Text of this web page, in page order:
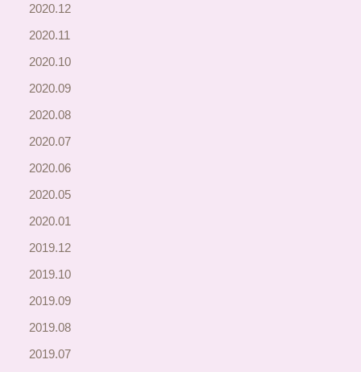
2020.12
2020.11
2020.10
2020.09
2020.08
2020.07
2020.06
2020.05
2020.01
2019.12
2019.10
2019.09
2019.08
2019.07